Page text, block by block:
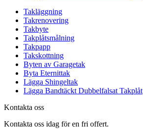
Takläggning
Takrenovering
Takbyte
Takplåtsmålning
Takpapp
Takskottning
Byten av Garagetak
Byta Eternittak
Lägga Shingeltak
Lägga Bandtäckt Dubbelfalsat Takplåt
Kontakta oss
Kontakta oss idag för en fri offert.